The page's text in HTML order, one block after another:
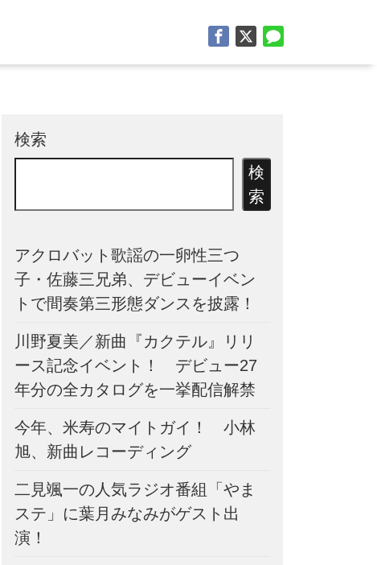
検索
検
索
アクロバット歌謡の一卵性三つ
子・佐藤三兄弟、デビューイベン
トで間奏第三形態ダンスを披露！
川野夏美／新曲『カクテル』リリ
ース記念イベント！ デビュー27
年分の全カタログを一挙配信解禁
今年、米寿のマイトガイ！ 小林
旭、新曲レコーディング
二見颯一の人気ラジオ番組「やま
ステ」に葉月みなみがゲスト出
演！